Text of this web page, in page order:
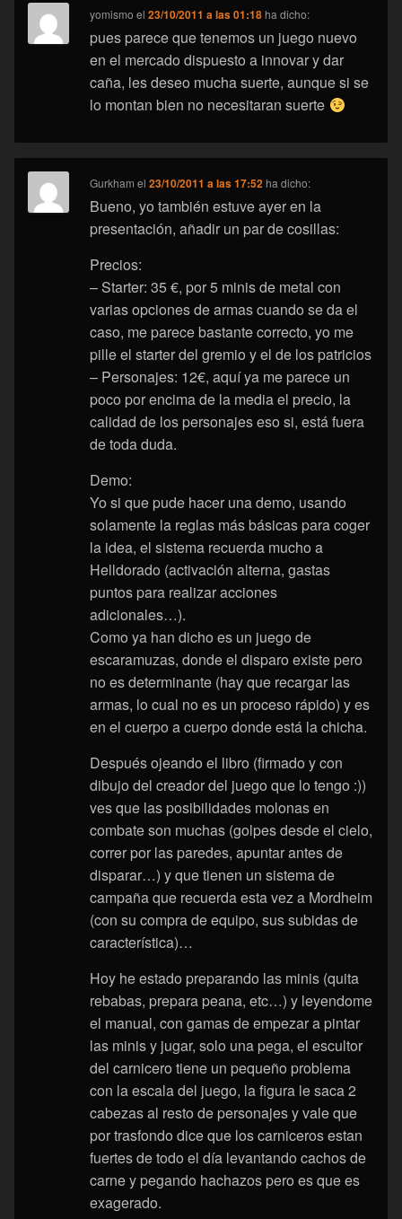
yomismo el23/10/2011 a las 01:18 ha dicho:
pues parece que tenemos un juego nuevo
en el mercado dispuesto a innovar y dar
caña, les deseo mucha suerte, aunque si se
lo montan bien no necesitaran suerte
Gurkham el23/10/2011 a las 17:52 ha dicho:
Bueno, yo también estuve ayer en la
presentación, añadir un par de cosillas:
Precios:
– Starter: 35 €, por 5 minis de metal con
varias opciones de armas cuando se da el
caso, me parece bastante correcto, yo me
pille el starter del gremio y el de los patricios
– Personajes: 12€, aquí ya me parece un
poco por encima de la media el precio, la
calidad de los personajes eso si, está fuera
de toda duda.
Demo:
Yo si que pude hacer una demo, usando
solamente la reglas más básicas para coger
la idea, el sistema recuerda mucho a
Helldorado (activación alterna, gastas
puntos para realizar acciones
adicionales…).
Como ya han dicho es un juego de
escaramuzas, donde el disparo existe pero
no es determinante (hay que recargar las
armas, lo cual no es un proceso rápido) y es
en el cuerpo a cuerpo donde está la chicha.
Después ojeando el libro (firmado y con
dibujo del creador del juego que lo tengo :))
ves que las posibilidades molonas en
combate son muchas (golpes desde el cielo,
correr por las paredes, apuntar antes de
disparar…) y que tienen un sistema de
campaña que recuerda esta vez a Mordheim
(con su compra de equipo, sus subidas de
característica)…
Hoy he estado preparando las minis (quita
rebabas, prepara peana, etc…) y leyendome
el manual, con gamas de empezar a pintar
las minis y jugar, solo una pega, el escultor
del carnicero tiene un pequeño problema
con la escala del juego, la figura le saca 2
cabezas al resto de personajes y vale que
por trasfondo dice que los carniceros estan
fuertes de todo el día levantando cachos de
carne y pegando hachazos pero es que es
exagerado.